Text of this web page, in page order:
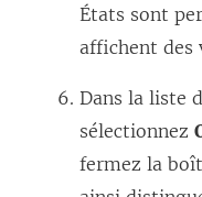
États sont
affichent des
Dans la liste
sélectionnez
fermez la